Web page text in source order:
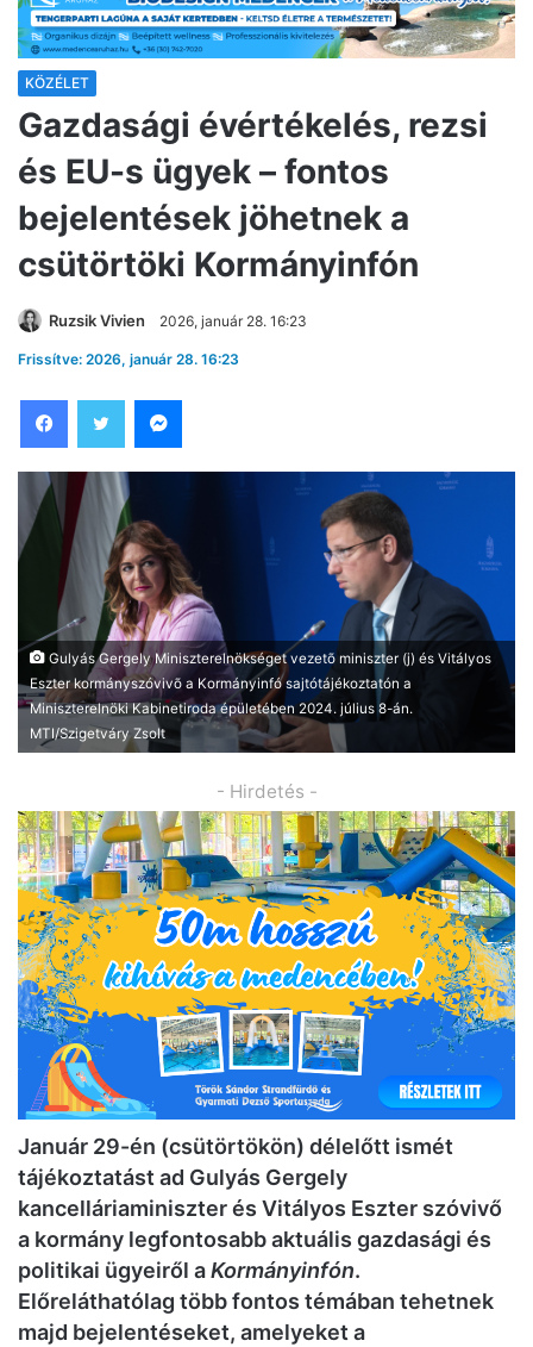
KÖZÉLET
Gazdasági évértékelés, rezsi
és EU-s ügyek – fontos
bejelentések jöhetnek a
csütörtöki Kormányinfón
Ruzsik Vivien 2026, január 28. 16:23
Frissítve: 2026, január 28. 16:23
Gulyás Gergely Miniszterelnökséget vezetõ miniszter (j) és Vitályos
Eszter kormányszóvivõ a Kormányinfó sajtótájékoztatón a
Miniszterelnöki Kabinetiroda épületében 2024. július 8-án.
MTI/Szigetváry Zsolt
- Hirdetés -
Január 29-én (csütörtökön) délelőtt ismét
tájékoztatást ad Gulyás Gergely
kancelláriaminiszter és Vitályos Eszter szóvivő
a kormány legfontosabb aktuális gazdasági és
politikai ügyeiről aKormányinfón.
Előreláthatólag több fontos témában tehetnek
majd bejelentéseket, amelyeket a